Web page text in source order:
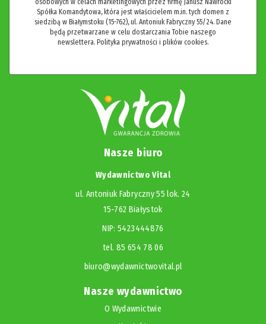
Spółka Komandytowa, która jest właścicielem m.in. tych domen z
siedzibą w Białymstoku (15-762), ul. Antoniuk Fabryczny 55/24. Dane
będą przetwarzane w celu dostarczania Tobie naszego
newslettera. Polityka prywatności i plików cookies.
Nasze biuro
Wydawnictwo Vital
ul. Antoniuk Fabryczny 55 lok. 24
15-762 Białystok
NIP: 5423444876
tel. 85 654 78 06
biuro@wydawnictwovital.pl
Nasze wydawnictwo
O Wydawnictwie